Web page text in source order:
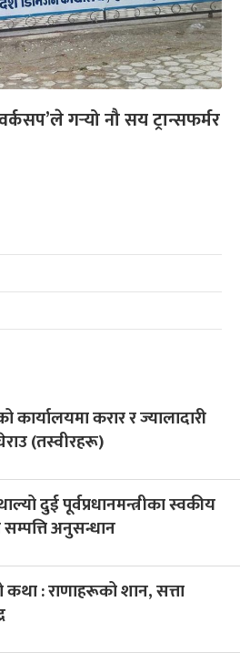
गर्‍यो नौ सय ट्रान्सफर्मर
कार्यालयमा करार र ज्यालादारी
(तस्वीरहरू)
दुई पूर्वप्रधानमन्त्रीका स्वकीय
अनुसन्धान
कथा : राणाहरूको शान, सत्ता